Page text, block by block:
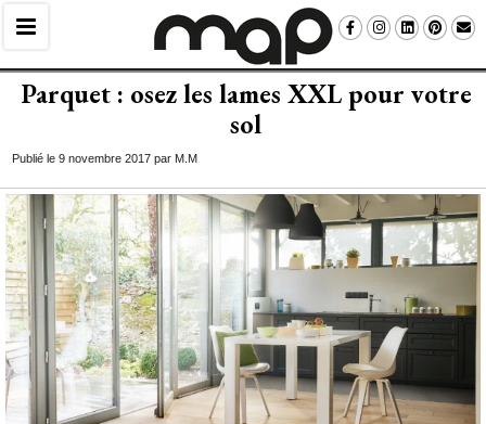
Parquet : osez les lames XXL pour votre
sol
Publié le 9 novembre 2017 par M.M